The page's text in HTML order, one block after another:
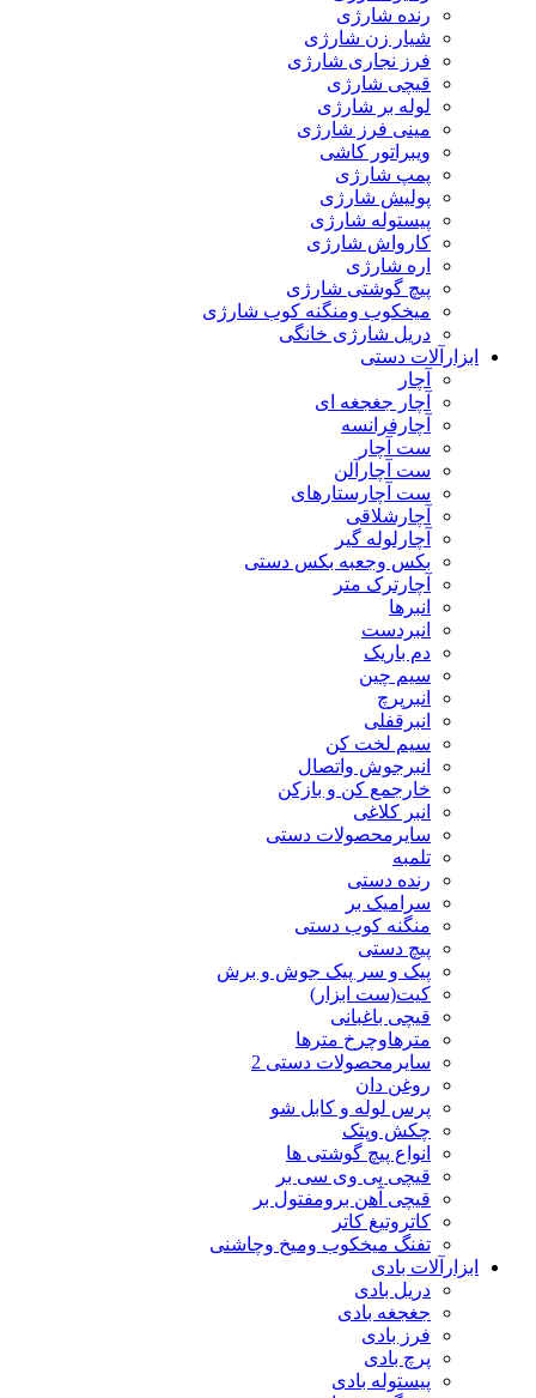
رنده شارژی
شیار زن شارژی
فرز نجاری شارژی
قیچی شارژی
لوله بر شارژی
مینی فرز شارژی
ویبراتور کاشی
پمپ شارژی
پولیش شارژی
پیستوله شارژی
کارواش شارژی
اره شارژی
پیچ گوشتی شارژی
میخکوب ومنگنه کوب شارژی
دریل شارژی خانگی
ابزارآلات دستی
آچار
آچار جغجغه ای
آچارفرانسه
ست آچار
ست آچارآلن
ست آچارستارهای
آچارشلاقی
آچارلوله گیر
بکس وجعبه بکس دستی
آچارترک متر
انبرها
انبردست
دم باریک
سیم چین
انبرپرچ
انبرقفلی
سیم لخت کن
انبرجوش واتصال
خارجمع کن و بازکن
انبر کلاغی
سایرمحصولات دستی
تلمبه
رنده دستی
سرامیک بر
منگنه کوب دستی
پیچ دستی
پیک و سر پیک جوش و برش
کیت(ست ابزار)
قیچی باغبانی
مترهاوچرخ مترها
سایرمحصولات دستی 2
روغن دان
پرس لوله و کابل شو
چکش وپتک
انواع پیچ گوشتی ها
قیچی پی وی سی بر
قیچی آهن برومفتول بر
کاتروتیغ کاتر
تفنگ میخکوب ومیخ وچاشنی
ابزارآلات بادی
دریل بادی
جغجغه بادی
فرز بادی
پرچ بادی
پیستوله بادی